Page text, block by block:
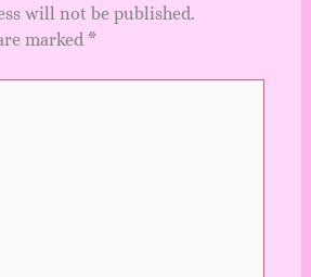
will not be published.
marked *